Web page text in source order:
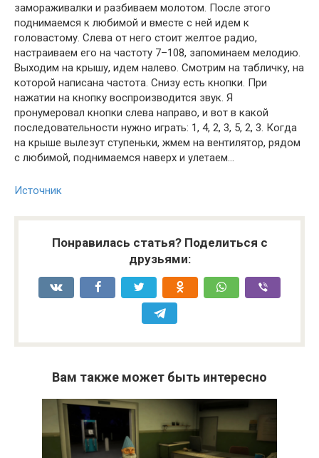
замораживалки и разбиваем молотом. После этого
поднимаемся к любимой и вместе с ней идем к
головастому. Слева от него стоит желтое радио,
настраиваем его на частоту 7–108, запоминаем мелодию.
Выходим на крышу, идем налево. Смотрим на табличку, на
которой написана частота. Снизу есть кнопки. При
нажатии на кнопку воспроизводится звук. Я
пронумеровал кнопки слева направо, и вот в какой
последовательности нужно играть: 1, 4, 2, 3, 5, 2, 3. Когда
на крыше вылезут ступеньки, жмем на вентилятор, рядом
с любимой, поднимаемся наверх и улетаем…
Источник
Понравилась статья? Поделиться с
друзьями:
Вам также может быть интересно